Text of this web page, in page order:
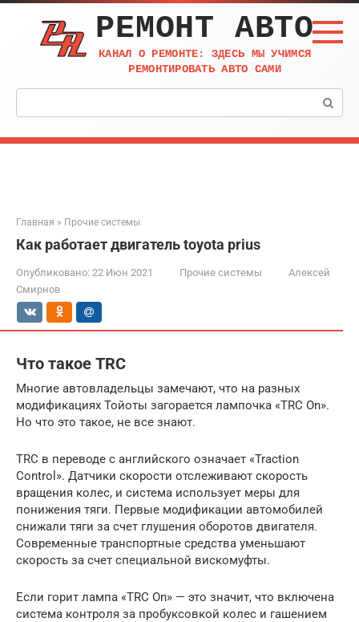
Перейти
контенту
РЕМОНТ АВТО
КАНАЛ О РЕМОНТЕ: ЗДЕСЬ МЫ УЧИМСЯ
РЕМОНТИРОВАТЬ АВТО САМИ
Поиск:
Главная » Прочие системы
Как работает двигатель toyota prius
Опубликовано: 22 Июн 2021 Прочие системы
Алексей
Смирнов
Что такое TRC
Многие автовладельцы замечают, что на разных
модификациях Тойоты загорается лампочка «TRC On».
Но что это такое, не все знают.
TRC в переводе с английского означает «Traction
Control». Датчики скорости отслеживают скорость
вращения колес, и система использует меры для
понижения тяги. Первые модификации автомобилей
снижали тяги за счет глушения оборотов двигателя.
Современные транспортные средства уменьшают
скорость за счет специальной вискомуфты.
Если горит лампа «TRC On» — это значит, что включена
система контроля за пробуксовкой колес и гашением